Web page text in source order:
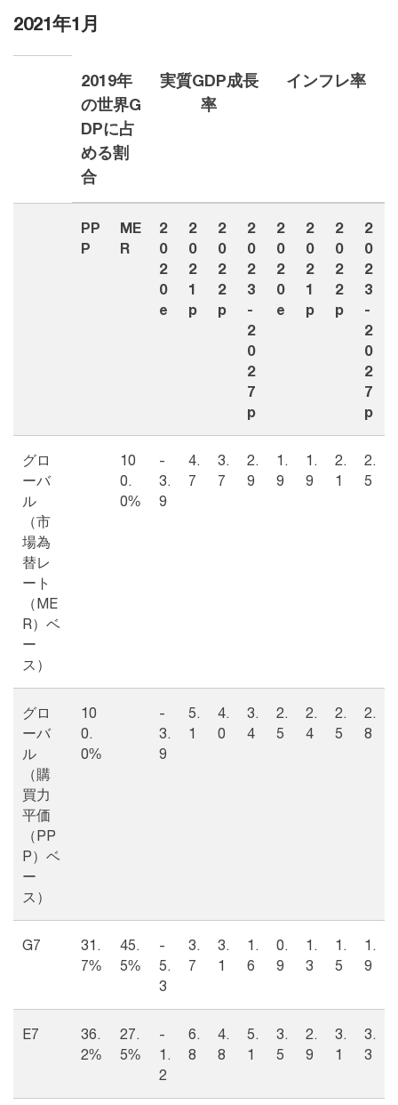
2021年1月
2019年
の世界G
DPに占
める割
合
実質GDP成長
率
インフレ率
PP
P
ME
R
2
0
2
0
e
2
0
2
1
p
2
0
2
2
p
2
0
2
3
-
2
0
2
7
p
2
0
2
0
e
2
0
2
1
p
2
0
2
2
p
2
0
2
3
-
2
0
2
7
p
グロ
ーバ
ル
（市
場為
替レ
ート
（ME
R）ベ
ー
ス）
10
0.
0%
-
3.
9
4.
7
3.
7
2.
9
1.
9
1.
9
2.
1
2.
5
グロ
ーバ
ル
（購
買力
平価
（PP
P）ベ
ー
ス）
10
0.
0%
-
3.
9
5.
1
4.
0
3.
4
2.
5
2.
4
2.
5
2.
8
G7
31.
7%
45.
5%
-
5.
3
3.
7
3.
1
1.
6
0.
9
1.
3
1.
5
1.
9
E7
36.
2%
27.
5%
-
1.
2
6.
8
4.
8
5.
1
3.
5
2.
9
3.
1
3.
3